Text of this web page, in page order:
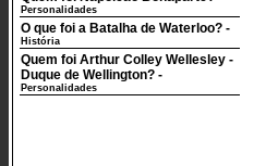
Personalidades
O que foi a Batalha de Waterloo? -
História
Quem foi Arthur Colley Wellesley -
Duque de Wellington? -
Personalidades